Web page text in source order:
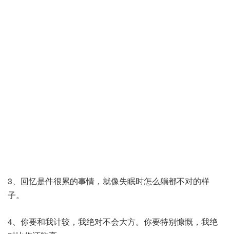
3、回忆是件很累的事情，就像失眠时怎么躺都不对的样
子。
4、你要和我计较，我绝对不会大方。你要特别慷慨，我绝